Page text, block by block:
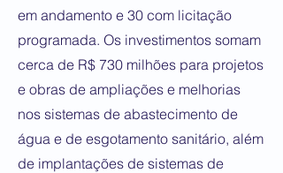
em andamento e 30 com licitação
programada. Os investimentos somam
cerca de R$ 730 milhões para projetos
e obras de ampliações e melhorias
nos sistemas de abastecimento de
água e de esgotamento sanitário, além
de implantações de sistemas de